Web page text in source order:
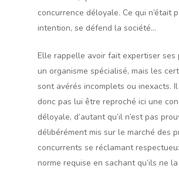
concurrence déloyale. Ce qui n’était
intention, se défend la société…
Elle rappelle avoir fait expertiser ses
un organisme spécialisé, mais les
sont avérés incomplets ou inexacts.
donc pas lui être reproché ici une
déloyale, d’autant qu’il n’est pas
délibérément mis sur le marché des
concurrents se réclamant
norme requise en sachant qu’ils ne la